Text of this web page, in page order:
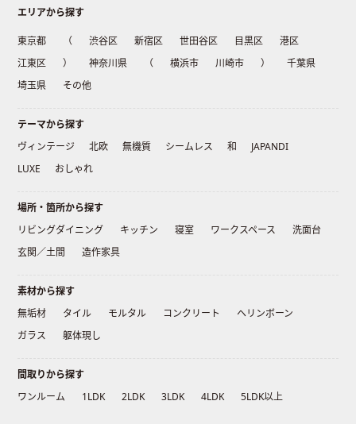
エリアから探す
東京都 （ 渋谷区 新宿区 世田谷区 目黒区
港区
江東区
） 神奈川県 （ 横浜市 川崎市 ）
千葉県
埼玉県
その他
テーマから探す
ヴィンテージ
北欧 無機質 シームレス 和
JAPANDI
LUXE
おしゃれ
場所・箇所から探す
リビングダイニング
キッチン 寝室 ワークスペース
洗面台
玄関／土間
造作家具
素材から探す
無垢材
タイル モルタル コンクリート
ヘリンボーン
ガラス
躯体現し
間取りから探す
ワンルーム
1LDK 2LDK 3LDK 4LDK 5LDK以上